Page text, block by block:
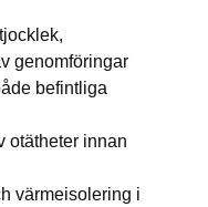
genomföringar
befintliga
otätheter innan
värmeisolering i